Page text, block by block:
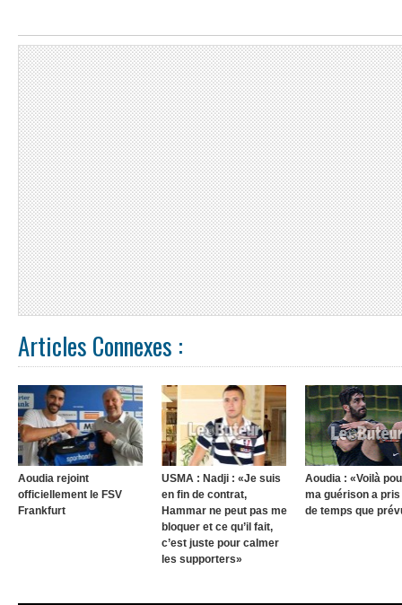
Articles Connexes :
Aoudia rejoint
officiellement le FSV
Frankfurt
USMA : Nadji : «Je suis
en fin de contrat,
Hammar ne peut pas me
bloquer et ce qu’il fait,
c’est juste pour calmer
les supporters»
Aoudia : «Voilà
ma guérison a
de temps que